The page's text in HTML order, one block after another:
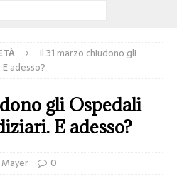
Il 31 marzo chiudono gli
adesso?
gli Ospedali
E adesso?
0